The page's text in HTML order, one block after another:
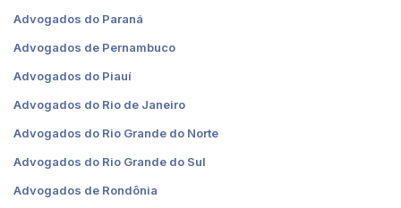
Advogados do Paraná
Advogados de Pernambuco
Advogados do Piauí
Advogados do Rio de Janeiro
Advogados do Rio Grande do Norte
Advogados do Rio Grande do Sul
Advogados de Rondônia